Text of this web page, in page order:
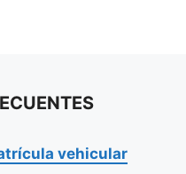
vehicular